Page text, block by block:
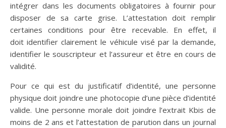
intégrer dans les documents obligatoires à fournir pour
disposer de sa carte grise. L’attestation doit remplir
certaines conditions pour être recevable. En effet, il
doit identifier clairement le véhicule visé par la demande,
identifier le souscripteur et l’assureur et être en cours de
validité.
Pour ce qui est du justificatif d’identité, une personne
physique doit joindre une photocopie d’une pièce d’identité
valide. Une personne morale doit joindre l’extrait Kbis de
moins de 2 ans et l’attestation de parution dans un journal